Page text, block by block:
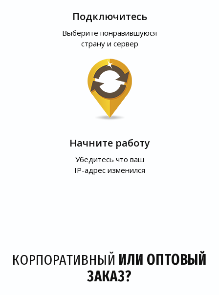
Подключитесь
Выберите понравившуюся
страну и сервер
Начните работу
Убедитесь что ваш
IP-адрес изменился
КОРПОРАТИВНЫЙ ИЛИ ОПТОВЫЙ
ЗАКАЗ?